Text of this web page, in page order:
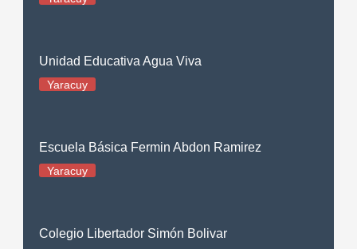
Unidad Educativa Agua Viva
Yaracuy
Escuela Básica Fermin Abdon Ramirez
Yaracuy
Colegio Libertador Simón Bolivar